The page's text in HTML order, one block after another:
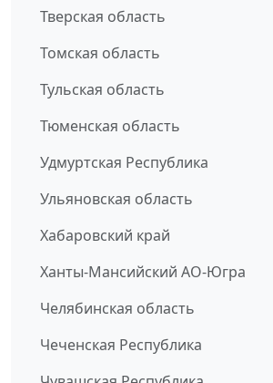
Тверская область
Томская область
Тульская область
Тюменская область
Удмуртская Республика
Ульяновская область
Хабаровский край
Ханты-Мансийский АО-Югра
Челябинская область
Чеченская Республика